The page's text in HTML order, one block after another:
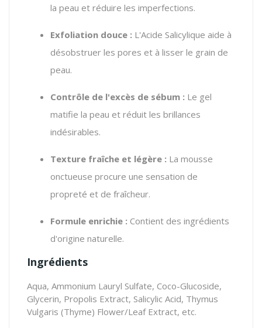
la peau et réduire les imperfections.
Exfoliation douce : L'Acide Salicylique aide à
désobstruer les pores et à lisser le grain de
peau.
Contrôle de l'excès de sébum : Le gel
matifie la peau et réduit les brillances
indésirables.
Texture fraîche et légère : La mousse
onctueuse procure une sensation de
propreté et de fraîcheur.
Formule enrichie : Contient des ingrédients
d'origine naturelle.
Ingrédients
Aqua, Ammonium Lauryl Sulfate, Coco-Glucoside,
Glycerin, Propolis Extract, Salicylic Acid, Thymus
Vulgaris (Thyme) Flower/Leaf Extract, etc.